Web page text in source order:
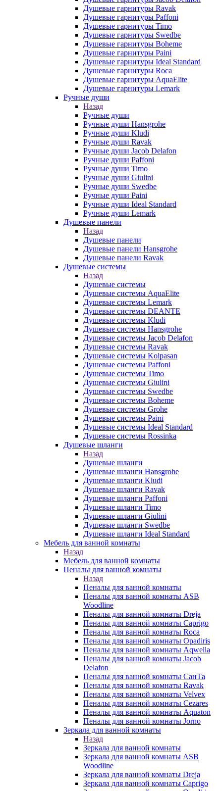
Душевые гарнитуры Ravak
Душевые гарнитуры Paffoni
Душевые гарнитуры Timo
Душевые гарнитуры Swedbe
Душевые гарнитуры Boheme
Душевые гарнитуры Paini
Душевые гарнитуры Ideal Standard
Душевые гарнитуры Roca
Душевые гарнитуры AquaElite
Душевые гарнитуры Lemark
Ручные души
Назад
Ручные души
Ручные души Hansgrohe
Ручные души Kludi
Ручные души Ravak
Ручные души Jacob Delafon
Ручные души Paffoni
Ручные души Timo
Ручные души Giulini
Ручные души Swedbe
Ручные души Paini
Ручные души Ideal Standard
Ручные души Lemark
Душевые панели
Назад
Душевые панели
Душевые панели Hansgrohe
Душевые панели Ravak
Душевые системы
Назад
Душевые системы
Душевые системы AquaElite
Душевые системы Lemark
Душевые системы DEANTE
Душевые системы Kludi
Душевые системы Hansgrohe
Душевые системы Jacob Delafon
Душевые системы Ravak
Душевые системы Kolpasan
Душевые системы Paffoni
Душевые системы Timo
Душевые системы Giulini
Душевые системы Swedbe
Душевые системы Boheme
Душевые системы Grohe
Душевые системы Paini
Душевые системы Ideal Standard
Душевые системы Rossinka
Душевые шланги
Назад
Душевые шланги
Душевые шланги Hansgrohe
Душевые шланги Kludi
Душевые шланги Ravak
Душевые шланги Paffoni
Душевые шланги Timo
Душевые шланги Giulini
Душевые шланги Swedbe
Душевые шланги Ideal Standard
Мебель для ванной комнаты
Назад
Мебель для ванной комнаты
Пеналы для ванной комнаты
Назад
Пеналы для ванной комнаты
Пеналы для ванной комнаты ASB
Woodline
Пеналы для ванной комнаты Dreja
Пеналы для ванной комнаты Caprigo
Пеналы для ванной комнаты Roca
Пеналы для ванной комнаты Opadiris
Пеналы для ванной комнаты Aqwella
Пеналы для ванной комнаты Jacob
Delafon
Пеналы для ванной комнаты СанТа
Пеналы для ванной комнаты Ravak
Пеналы для ванной комнаты Velvex
Пеналы для ванной комнаты Cezares
Пеналы для ванной комнаты Aquaton
Пеналы для ванной комнаты Jorno
Зеркала для ванной комнаты
Назад
Зеркала для ванной комнаты
Зеркала для ванной комнаты ASB
Woodline
Зеркала для ванной комнаты Dreja
Зеркала для ванной комнаты Caprigo